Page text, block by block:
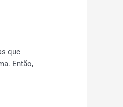
que
Então,